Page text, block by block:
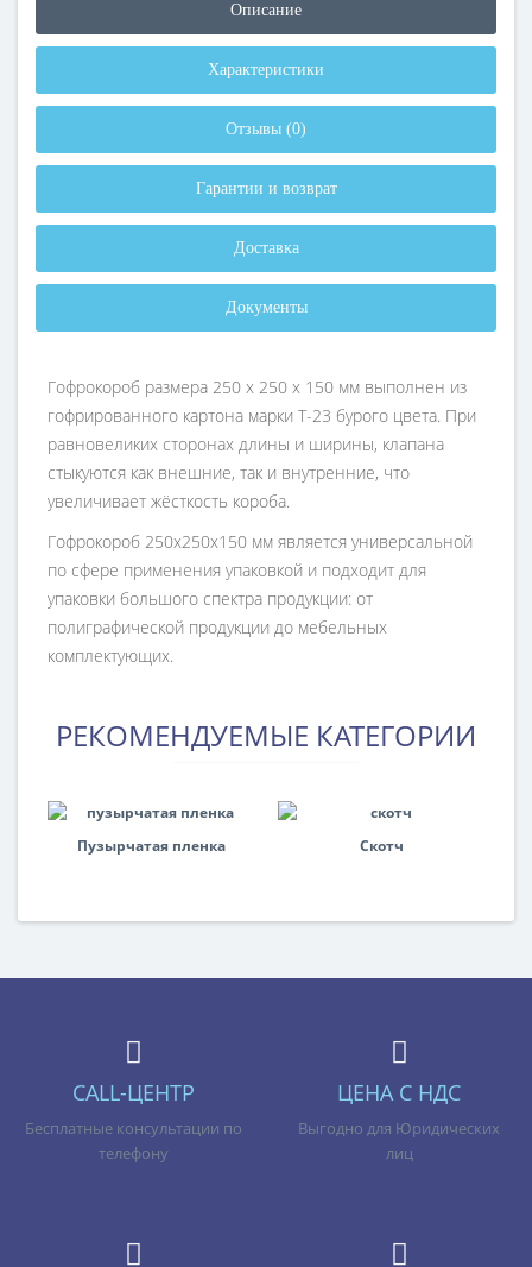
Описание
Характеристики
Отзывы (0)
Гарантии и возврат
Доставка
Документы
Гофрокороб размера 250 х 250 х 150 мм выполнен из
гофрированного картона марки Т-23 бурого цвета. При
равновеликих сторонах длины и ширины, клапана
стыкуются как внешние, так и внутренние, что
увеличивает жёсткость короба.
Гофрокороб 250х250х150 мм является универсальной
по сфере применения упаковкой и подходит для
упаковки большого спектра продукции: от
полиграфической продукции до мебельных
комплектующих.
РЕКОМЕНДУЕМЫЕ КАТЕГОРИИ
Пузырчатая пленка Скотч
CALL-ЦЕНТР
Бесплатные консультации по
телефону
ЦЕНА С НДС
Выгодно для Юридических
лиц